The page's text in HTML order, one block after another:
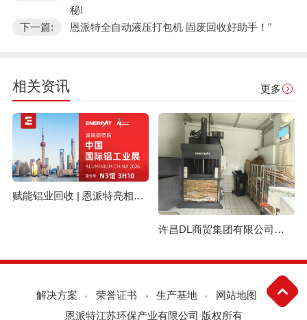
秘!
下一篇:
恩派特全自动液压打包机 固废回收好助手！"
相关资讯 更多
赋能铝业回收 | 恩派特亮相上海国际铝工业展
许昌DL商贸集团有限公司与恩派特定制立式废纸打包机案例
解决方案 荣誉证书 生产基地
网站地图
恩派特江苏环保产业有限公司 版权所有